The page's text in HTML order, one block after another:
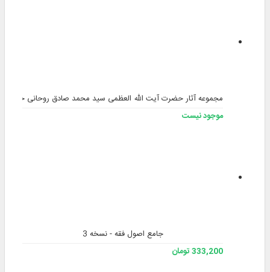
مجموعه آثار حضرت آیت الله العظمی سید محمد صادق روحانی حفظه
موجود نیست
جامع اصول فقه - نسخه 3
333,200 تومان